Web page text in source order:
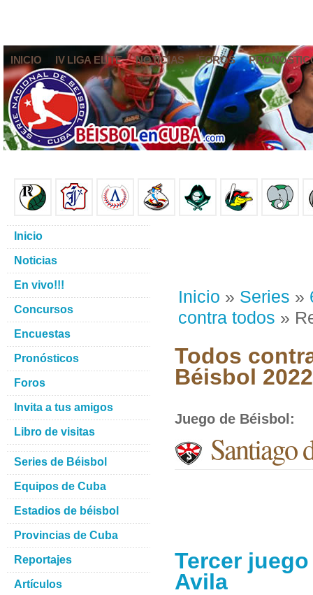
INICIO IV LIGA ELITE NOTICIAS FOROS
Inicio » Series »
contra todos »
Todos
Béisbol 2022
Juego de Béisbol :
Santiago
Tercer
Avila
Inicio
Noticias
En vivo!!!
Concursos
Encuestas
Pronósticos
Foros
Invita a tus amigos
Libro de visitas
Series de Béisbol
Equipos de Cuba
Estadios de béisbol
Provincias de Cuba
Reportajes
Artículos